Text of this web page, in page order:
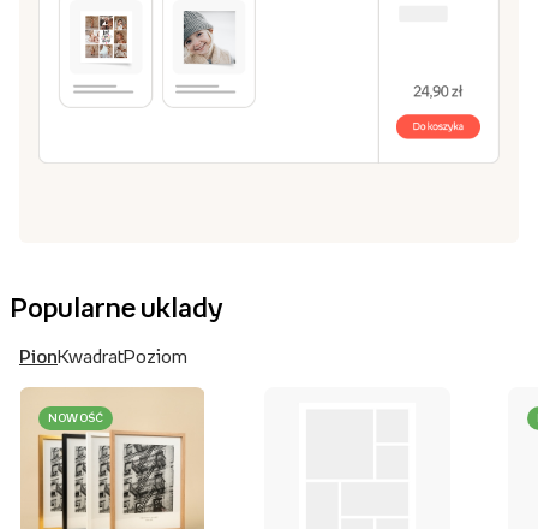
Popularne uklady
PionKwadratPoziom
NOWOŚĆ